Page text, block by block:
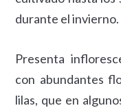
durante el invierno.
Presenta
con abundantes
lilas, que en